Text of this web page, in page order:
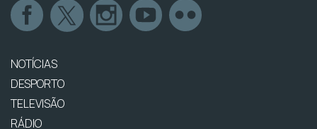
NOTÍCIAS
DESPORTO
TELEVISÃO
RÁDIO